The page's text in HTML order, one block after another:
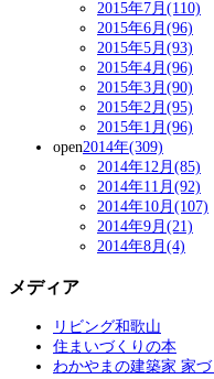
2015年7月(110)
2015年6月(96)
2015年5月(93)
2015年4月(96)
2015年3月(90)
2015年2月(95)
2015年1月(96)
open2014年(309)
2014年12月(85)
2014年11月(92)
2014年10月(107)
2014年9月(21)
2014年8月(4)
メディア
リビング和歌山
住まいづくりの本
わかやまの建築家 家